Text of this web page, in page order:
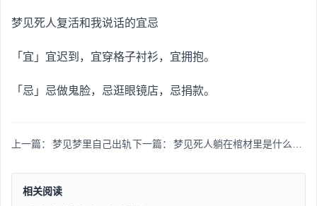
梦见死人复活和我说话的宜忌
「宜」宜迟到，宜穿格子衬衫，宜拥抱。
「忌」忌做鬼脸，忌逛眼镜店，忌捐款。
上一篇： 梦见梦里自己出轨下一篇：
相关阅读